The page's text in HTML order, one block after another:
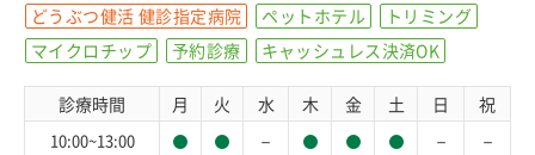
どうぶつ健活 健診指定病院
ペットホテル
トリミング
マイクロチップ
予約診療 キャッシュレス決済OK
診療時間 月 火 水 木 金 土 日 祝
10:00~13:00 － － －